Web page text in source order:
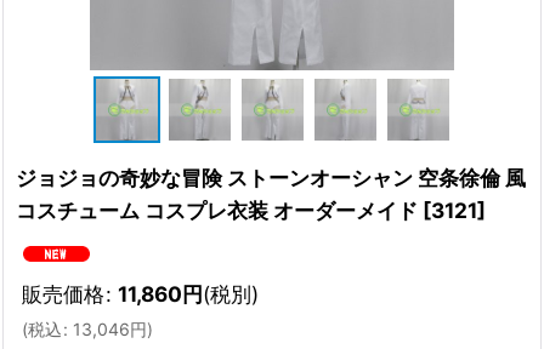
ジョジョの奇妙な冒険 ストーンオーシャン 空条徐倫 風
コスチューム コスプレ衣装 オーダーメイド [3121]
販売価格: 11,860円(税別)
(税込: 13,046円)